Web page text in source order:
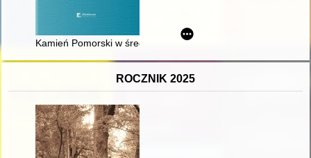
Kamień Pomorski w średniowieczu (1274-ok. 1523)
ROCZNIK 2025